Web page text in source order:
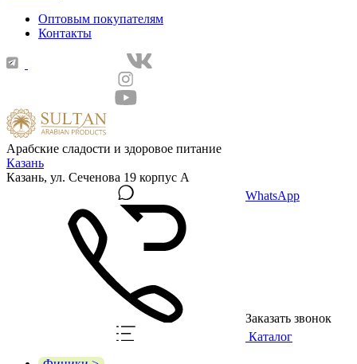
Оптовым покупателям
Контакты
Арабские сладости и здоровое питание
Казань
Казань, ул. Сеченова 19 корпус А
WhatsApp
Заказать звонок
Каталог